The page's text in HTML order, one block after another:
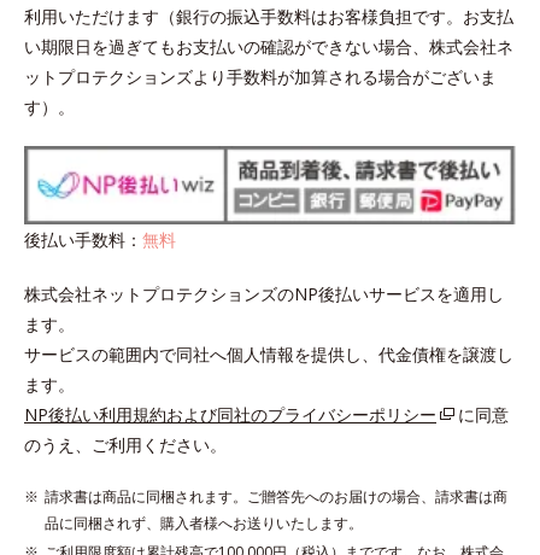
利用いただけます（銀行の振込手数料はお客様負担です。お支払
い期限日を過ぎてもお支払いの確認ができない場合、株式会社ネ
ットプロテクションズより手数料が加算される場合がございま
す）。
後払い手数料： 無料
株式会社ネットプロテクションズのNP後払いサービスを適用し
ます。
サービスの範囲内で同社へ個人情報を提供し、代金債権を譲渡し
ます。
NP後払い利用規約および同社のプライバシーポリシー
に同意
のうえ、ご利用ください。
請求書は商品に同梱されます。ご贈答先へのお届けの場合、請求書は商
品に同梱されず、購入者様へお送りいたします。